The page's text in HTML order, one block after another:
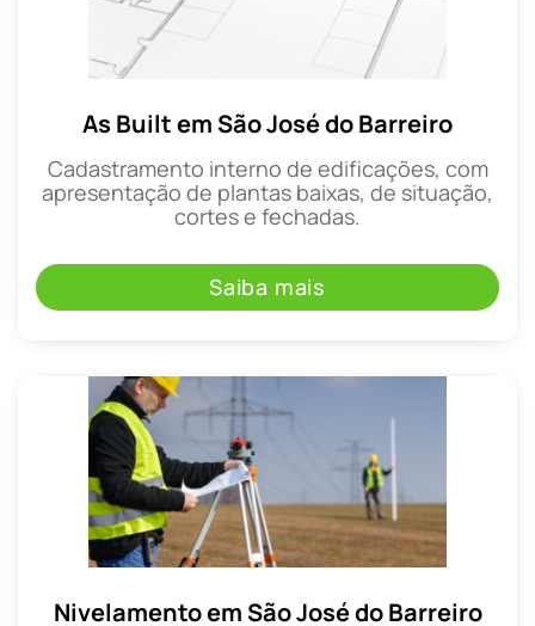
As Built em São José do Barreiro
Cadastramento interno de edificações, com
apresentação de plantas baixas, de situação,
cortes e fechadas.
Saiba mais
Nivelamento em São José do Barreiro